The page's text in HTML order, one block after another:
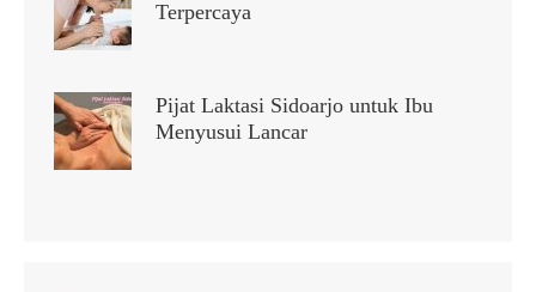
Terpercaya
Pijat Laktasi Sidoarjo untuk Ibu
Menyusui Lancar